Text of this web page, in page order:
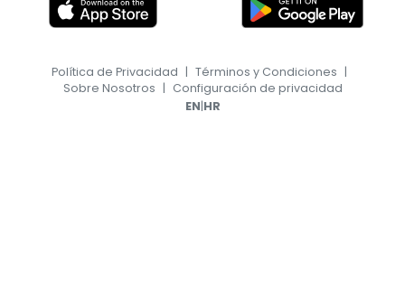
Política de Privacidad | Términos y Condiciones |
Sobre Nosotros | Configuración de privacidad
EN|HR